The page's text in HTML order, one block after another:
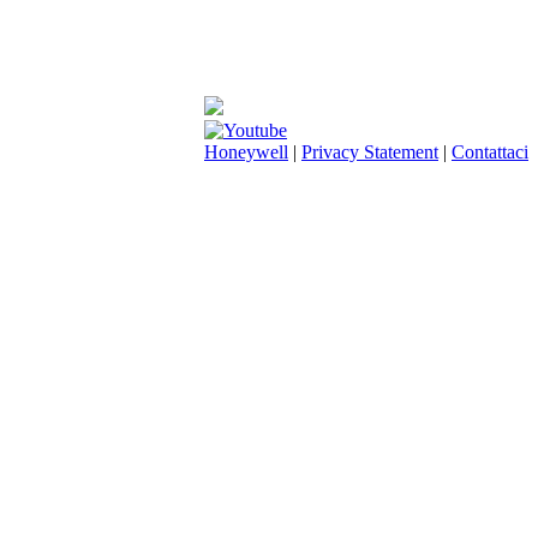
Honeywell | Privacy Statement | Contattaci